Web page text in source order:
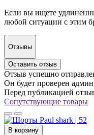
Если вы ищете
любой ситуации с этим
Отзывы
Оставить отзыв
Отзыв успешно
Он будет проверен
Перед публикацией
Сопутствующие товары
В корзину